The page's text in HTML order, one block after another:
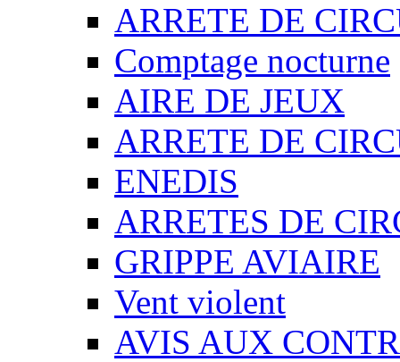
ARRETE DE
Comptage nocturne
AIRE DE JEUX
ARRETE DE
ENEDIS
ARRETES DE
GRIPPE AVIAIRE
Vent violent
AVIS AUX